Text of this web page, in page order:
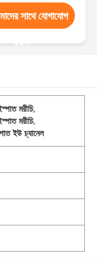
সাথে যোগাযোগ
করুন
মরীচি,
মরীচি,
ইউ চ্যানেল